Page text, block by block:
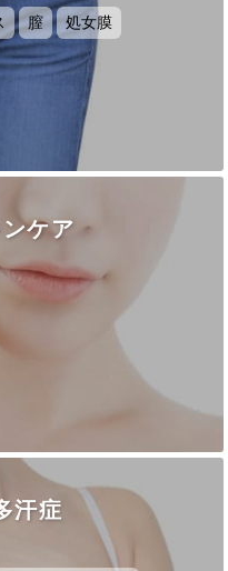
膣
処女膜
ケア
汗症